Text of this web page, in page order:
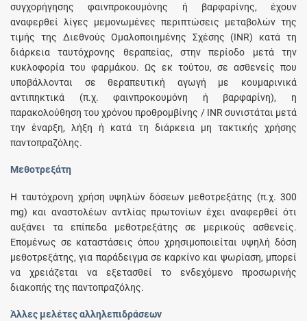
συγχορήγησης φαινπροκουμόνης ή βαρφαρίνης, έχουν
αναφερθεί λίγες μεμονωμένες περιπτώσεις μεταβολών της
τιμής της Διεθνούς Ομαλοποιημένης Σχέσης (INR) κατά τη
διάρκεια ταυτόχρονης θεραπείας, στην περίοδο μετά την
κυκλοφορία του φαρμάκου. Ως εκ τούτου, σε ασθενείς που
υποβάλλονται σε θεραπευτική αγωγή με κουμαρινικά
αντιπηκτικά (π.χ. φαινπροκουμόνη ή βαρφαρίνη), η
παρακολούθηση του χρόνου προθρομβίνης / INR συνιστάται μετά
την έναρξη, λήξη ή κατά τη διάρκεια μη τακτικής χρήσης
παντοπραζόλης.
Μεθοτρεξάτη
Η ταυτόχρονη χρήση υψηλών δόσεων μεθοτρεξάτης (π.χ. 300
mg) και αναστολέων αντλίας πρωτονίων έχει αναφερθεί ότι
αυξάνει τα επίπεδα μεθοτρεξάτης σε μερικούς ασθενείς.
Επομένως σε καταστάσεις όπου χρησιμοποιείται υψηλή δόση
μεθοτρεξάτης, για παράδειγμα σε καρκίνο και ψωρίαση, μπορεί
να χρειάζεται να εξετασθεί το ενδεχόμενο προσωρινής
διακοπής της παντοπραζόλης.
Άλλες μελέτες αλληλεπιδράσεων